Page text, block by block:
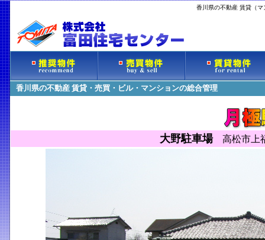
香川県の不動産 賃貸（
香川県の不動産 賃貸・売買・ビル・マンションの総合管理
大野駐車場高松市上